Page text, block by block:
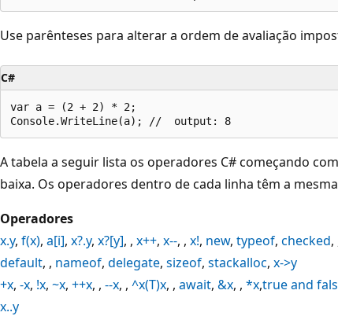
Use parênteses para alterar a ordem de avaliação
C#
var a = (2 + 2) * 2;
A tabela a seguir lista os operadores C# começando
baixa. Os operadores dentro de cada linha têm a
Operadores
x.y, f(x), a[i], x?.y, x?[y], , x++, x--, , x!, new, typeof, checked,
default, , nameof, delegate, sizeof, stackalloc, x->y
+x, -x, !x, ~x, ++x, , --x, , ^x(T)x, , await, &x, , *x,true and
x..y